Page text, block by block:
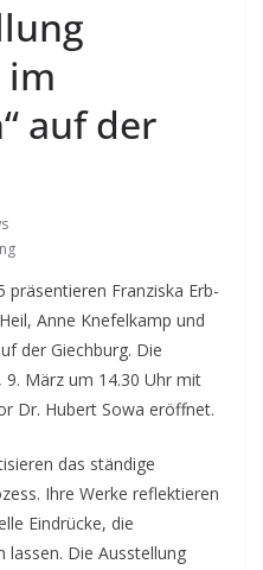
im
auf der
präsentieren Franziska Erb-
Anne Knefelkamp und
der Giechburg. Die
März um 14.30 Uhr mit
Dr. Hubert Sowa eröffnet.
das ständige
Ihre Werke reflektieren
Eindrücke, die
Die Ausstellung